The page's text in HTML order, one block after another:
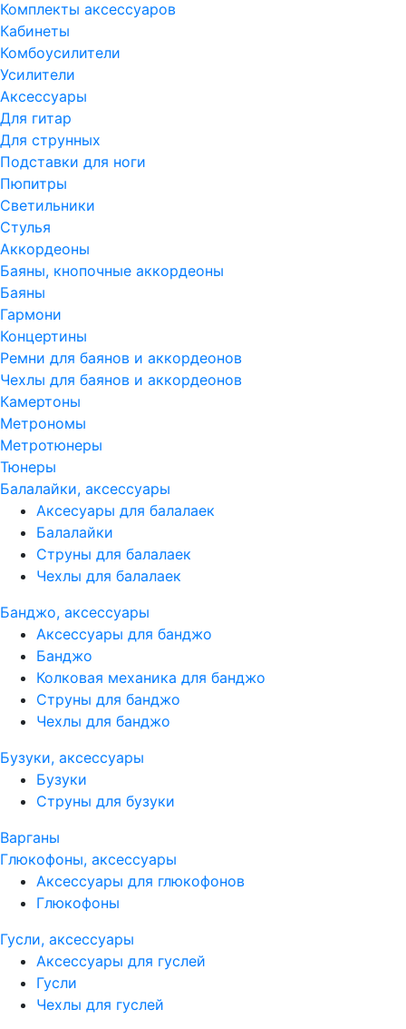
Комплекты аксессуаров
Кабинеты
Комбоусилители
Усилители
Аксессуары
Для гитар
Для струнных
Подставки для ноги
Пюпитры
Светильники
Стулья
Аккордеоны
Баяны, кнопочные аккордеоны
Баяны
Гармони
Концертины
Ремни для баянов и аккордеонов
Чехлы для баянов и аккордеонов
Камертоны
Метрономы
Метротюнеры
Тюнеры
Балалайки, аксессуары
Аксесуары для балалаек
Балалайки
Струны для балалаек
Чехлы для балалаек
Банджо, аксессуары
Аксессуары для банджо
Банджо
Колковая механика для банджо
Струны для банджо
Чехлы для банджо
Бузуки, аксессуары
Бузуки
Струны для бузуки
Варганы
Глюкофоны, аксессуары
Аксессуары для глюкофонов
Глюкофоны
Гусли, аксессуары
Аксессуары для гуслей
Гусли
Чехлы для гуслей